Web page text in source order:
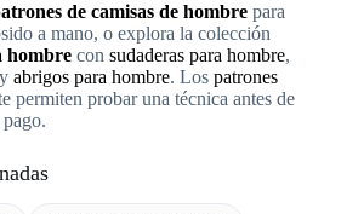
de camisas de hombre para
a mano, o explora la colección
hombre con sudaderas para hombre,
y abrigos para hombre. Los patrones
permiten probar una técnica antes de